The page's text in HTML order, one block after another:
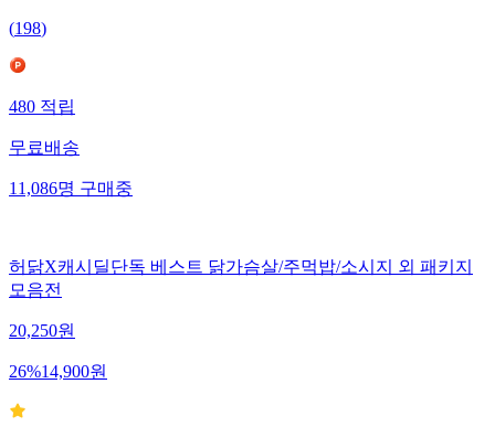
(198)
480적립
무료배송
11,086명구매중
허닭X캐시딜단독 베스트 닭가슴살/주먹밥/소시지 외 패키지
모음전
20,250원
26%14,900원